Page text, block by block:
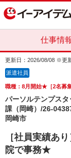
仕事情
更新日：2026/08/08 ※更
派遣社員
職種：8月開始★［2名募
パーソルテンプス
課（岡崎）/26-
岡崎市
［社員実績あ
院で事務★